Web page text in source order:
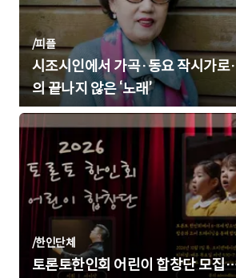
/피플
시조시인에서 가곡·동요 작시가
의 끝나지 않은 ‘노래’
/한인단체
토론토한인회 어린이 합창단 모집